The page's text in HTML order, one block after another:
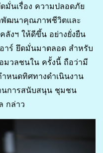
มั่นเรื่อง ความปลอดภัย
พัฒนาคุณภาพชีวิตและ
ลังฯ ให้ดีขึ้น อย่างยั่งยืน
าร์ ยึดมั่นมาตลอด สำหรับ
มวลชนใน ครั้งนี้ ถือว่ามี
หนดทิศทางดำเนินงาน
นการสนับสนุน ชุมชน
กล่าว